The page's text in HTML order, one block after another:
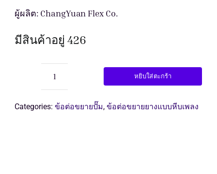
ผู้ผลิต: ChangYuan Flex Co.
มีสินค้าอยู่ 426
จำนวน
ต่อ
หยิบใส่ตะกร้า
Categories: ข้อต่อขยายปั๊ม, ข้อต่อขยายยางแบบหีบเพลง